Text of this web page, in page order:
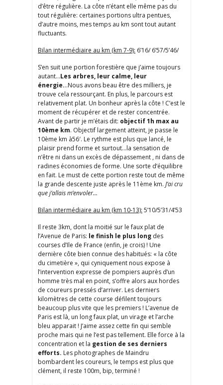
d’être régulière. La côte n’étant elle même pas du
tout régulière: certaines portions ultra pentues,
d’autre moins, mes temps au km sont tout autant
fluctuants.
Bilan intermédiaire au km (km 7-9): 6’16/ 6’57/5’46/
S’en suit une portion forestière que j’aime toujours
autant…Les arbres, leur calme, leur
énergie...Nous avons beau être des milliers, je
trouve cela ressourçant. En plus, le parcours est
relativement plat. Un bonheur après la côte ! C’est le
moment de récupérer et de rester concentrée.
Avant de partir je m’étais dit: objectif 1h max au
10ème km. Objectif largement atteint, je passe le
10ème km à56′. Le rythme est plus que lancé, le
plaisir prend forme et surtout…la sensation de
n’être ni dans un excès de dépassement , ni dans de
radines économies de forme. Une sorte d’équilibre
en fait. Le must de cette portion reste tout de même
la grande descente juste après le 11ème km. J’ai cru
que j’allais m’envoler…
Bilan intermédiaire au km (km 10-13): 5’10/5’31/4’53
Il reste 3km, dont la moitié sur le faux plat de
l’Avenue de Paris: le finish le plus long des
courses d’Ile de France (enfin, je crois) ! Une
dernière côte bien connue des habitués: « la côte
du cimetière », qui cyniquement nous expose à
l’intervention expresse de pompiers auprès d’un
homme très mal en point, s’offre alors aux hordes
de coureurs pressés d’arriver. Les derniers
kilomètres de cette course défilent toujours
beaucoup plus vite que les premiers ! L’avenue de
Paris est là, un long faux plat, un virage et l’arche
bleu apparait ! J’aime assez cette fin qui semble
proche mais qui ne l’est pas tellement. Elle force à la
concentration et la gestion de ses derniers
efforts. Les photographes de Maindru
bombardent les coureurs, le temps est plus que
clément, il reste 100m, bip, terminé !